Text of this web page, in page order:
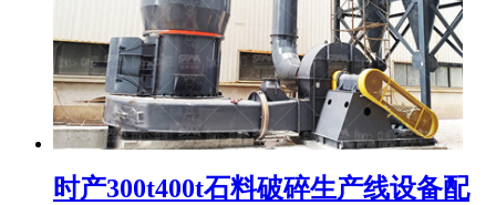
时产300t400t石料破碎生产线设备配